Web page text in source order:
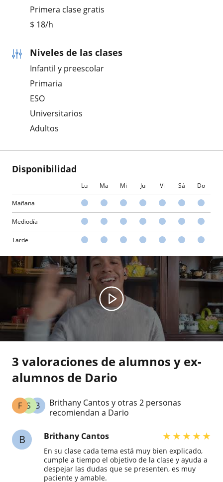
Primera clase gratis
$ 18/h
Niveles de las clases
Infantil y preescolar
Primaria
ESO
Universitarios
Adultos
Disponibilidad
Lu Ma Mi Ju Vi Sá Do
Mañana
Mediodía
Tarde
3 valoraciones de alumnos y ex-
alumnos de Dario
B
S
F
Brithany Cantos y otras 2 personas
recomiendan a Dario
B Brithany Cantos ★★★★★
En su clase cada tema está muy bien explicado,
cumple a tiempo el objetivo de la clase y ayuda a
despejar las dudas que se presenten, es muy
paciente y amable.